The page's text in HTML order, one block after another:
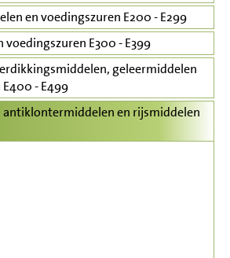
en voedingszuren E200 - E299
E300 - E399
geleermiddelen
- E499
antiklontermiddelen en rijsmiddelen